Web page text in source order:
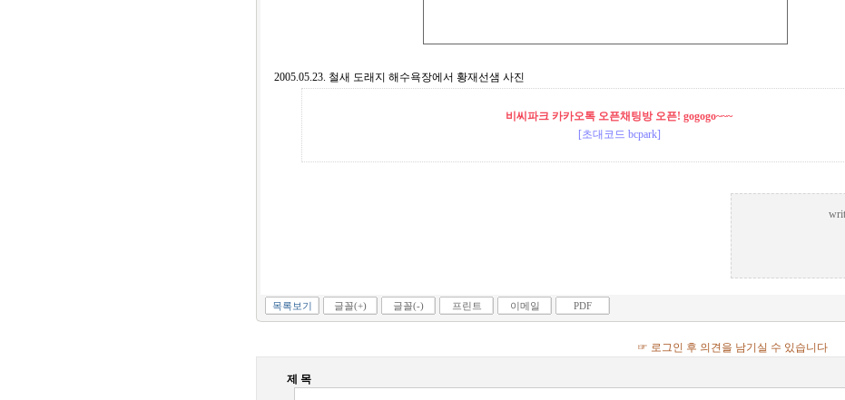
2005.05.23. 철새 도래지 해수욕장에서 황재선샘 사진
비씨파크 카카오톡 오픈채팅방 오픈! gogogo~~~
[초대코드 bcpark]
목록보기 글꼴(+) 글꼴(-) 프린트 이메일 PDF
☞ 로그인 후 의견을 남기실 수 있습니다
제 목